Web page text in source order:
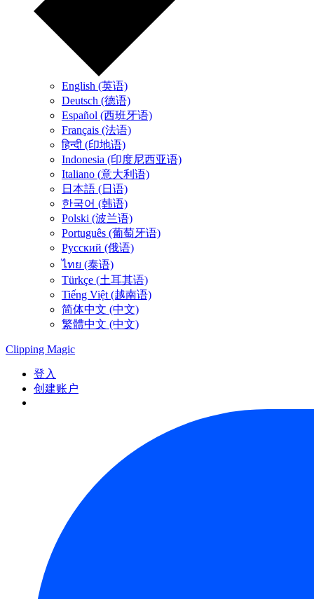
English (英语)
Deutsch (德语)
Español (西班牙语)
Français (法语)
हिन्दी (印地语)
Indonesia (印度尼西亚语)
Italiano (意大利语)
日本語 (日语)
한국어 (韩语)
Polski (波兰语)
Português (葡萄牙语)
Русский (俄语)
ไทย (泰语)
Türkçe (土耳其语)
Tiếng Việt (越南语)
简体中文 (中文)
繁體中文 (中文)
Clipping Magic
登入
创建账户